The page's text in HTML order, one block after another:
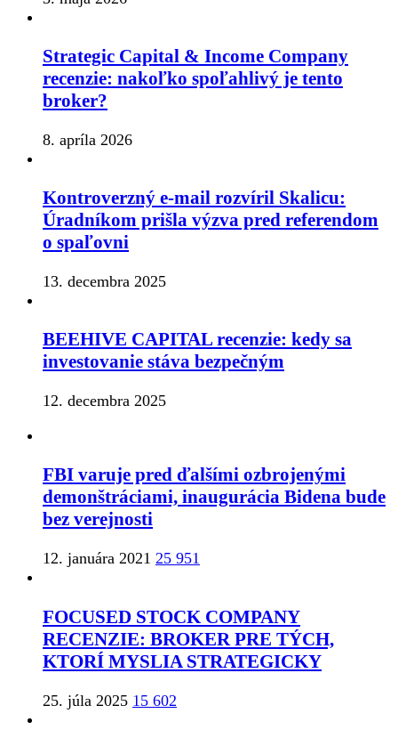
Strategic Capital & Income Company
recenzie: nakoľko spoľahlivý je tento
broker?
8. apríla 2026
Kontroverzný e-mail rozvíril Skalicu:
Úradníkom prišla výzva pred referendom
o spaľovni
13. decembra 2025
BEEHIVE CAPITAL recenzie: kedy sa
investovanie stáva bezpečným
12. decembra 2025
FBI varuje pred ďalšími ozbrojenými
demonštráciami, inaugurácia Bidena bude
bez verejnosti
12. januára 2021 25 951
FOCUSED STOCK COMPANY
RECENZIE: BROKER PRE TÝCH,
KTORÍ MYSLIA STRATEGICKY
25. júla 2025 15 602